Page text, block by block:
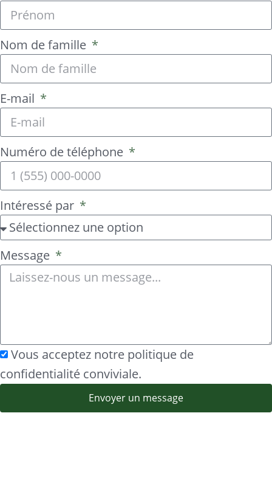
Nom de famille
E-mail
Numéro de téléphone
Intéressé par
Message
Vous acceptez notre politique de
confidentialité conviviale.
Envoyer un message